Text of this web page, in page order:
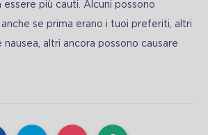
essere più cauti. Alcuni possono
se prima erano i tuoi preferiti, altri
altri ancora possono causare